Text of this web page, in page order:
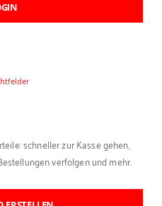
schneller zur Kasse gehen,
verfolgen und mehr.